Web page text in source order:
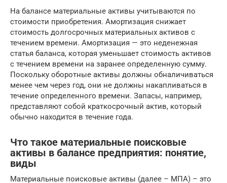
На балансе материальные активы учитываются по
стоимости приобретения. Амортизация снижает
стоимость долгосрочных материальных активов с
течением времени. Амортизация — это неденежная
статья баланса, которая уменьшает стоимость активов
с течением времени на заранее определенную сумму.
Поскольку оборотные активы должны обналичиваться
менее чем через год, они не должны накапливаться в
течение определенного времени. Запасы, например,
представляют собой краткосрочный актив, который
обычно находится в течение года.
Что такое материальные поисковые
активы в балансе предприятия: понятие,
виды
Материальные поисковые активы (далее – МПА) – это